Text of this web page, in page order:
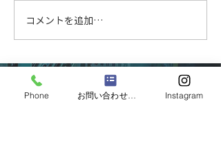
コメントを追加…
CONTACT
Phone お問い合わせフォーム Instagram